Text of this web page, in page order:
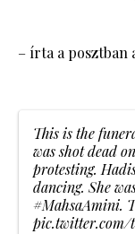
– írta a posztban
This is the
was shot dead
protesting.
dancing. She
#MahsaAmini.
pic.twitter.com/